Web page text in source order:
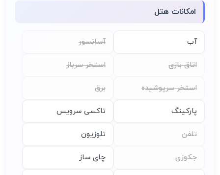
امکانات هتل
آب آسانسور
اتاق بازی استخر سرباز
استخر سرپوشیده برق
پارکینگ تاکسی سرویس
تلفن تلوزیون
جکوزی چای ساز